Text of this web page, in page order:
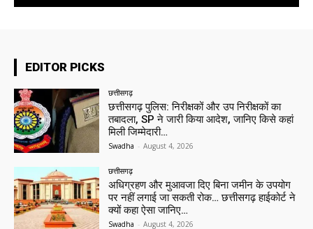
EDITOR PICKS
छत्तीसगढ़
छत्तीसगढ़ पुलिस: निरीक्षकों और उप निरीक्षकों का
तबादला, SP ने जारी किया आदेश, जानिए किसे कहां
मिली जिम्मेदारी…
Swadha - August 4, 2026
छत्तीसगढ़
अधिग्रहण और मुआवजा दिए बिना जमीन के उपयोग
पर नहीं लगाई जा सकती रोक… छत्तीसगढ़ हाईकोर्ट ने
क्यों कहा ऐसा जानिए…
Swadha - August 4, 2026